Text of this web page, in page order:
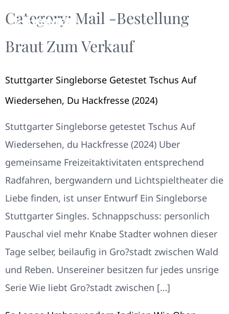
Category: Mail -Bestellung
Braut Zum Verkauf
Stuttgarter Singleborse Getestet Tschus Auf
Wiedersehen, Du Hackfresse (2024)
Stuttgarter Singleborse getestet Tschus Auf
Wiedersehen, du Hackfresse (2024) Uber
gemeinsame Freizeitaktivitaten entsprechend
Radfahren, bergwandern und Lichtspieltheater die
Liebe finden, ist unser Entwurf Ein Singleborse
Stuttgarter Singles. Schnappschuss: personlich
Pauschal viel mehr Knabe Stadter wohnen dieser
Tage selber, beilaufig in Gro?stadt zwischen Wald
und Reben. Unsereiner besitzen fur jedes unsrige
Serie Wie liebt Gro?stadt zwischen […]